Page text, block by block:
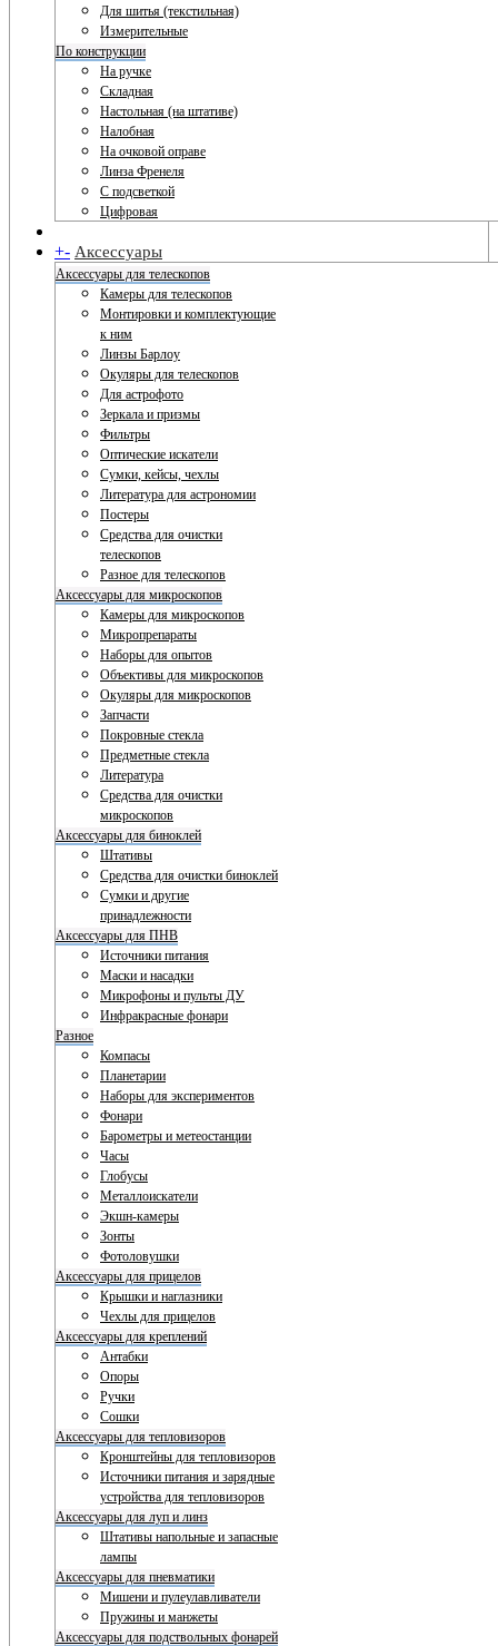
Для шитья (текстильная)
Измерительные
По конструкции
На ручке
Складная
Настольная (на штативе)
Налобная
На очковой оправе
Линза Френеля
С подсветкой
Цифровая
+- Аксессуары
Аксессуары для телескопов
Камеры для телескопов
Монтировки и комплектующие
к ним
Линзы Барлоу
Окуляры для телескопов
Для астрофото
Зеркала и призмы
Фильтры
Оптические искатели
Сумки, кейсы, чехлы
Литература для астрономии
Постеры
Средства для очистки
телескопов
Разное для телескопов
Аксессуары для микроскопов
Камеры для микроскопов
Микропрепараты
Наборы для опытов
Объективы для микроскопов
Окуляры для микроскопов
Запчасти
Покровные стекла
Предметные стекла
Литература
Средства для очистки
микроскопов
Аксессуары для биноклей
Штативы
Средства для очистки биноклей
Сумки и другие
принадлежности
Аксессуары для ПНВ
Источники питания
Маски и насадки
Микрофоны и пульты ДУ
Инфракрасные фонари
Разное
Компасы
Планетарии
Наборы для экспериментов
Фонари
Барометры и метеостанции
Часы
Глобусы
Металлоискатели
Экшн-камеры
Зонты
Фотоловушки
Аксессуары для прицелов
Крышки и наглазники
Чехлы для прицелов
Аксессуары для креплений
Антабки
Опоры
Ручки
Сошки
Аксессуары для тепловизоров
Кронштейны для тепловизоров
Источники питания и зарядные
устройства для тепловизоров
Аксессуары для луп и линз
Штативы напольные и запасные
лампы
Аксессуары для пневматики
Мишени и пулеулавливатели
Пружины и манжеты
Аксессуары для подствольных фонарей